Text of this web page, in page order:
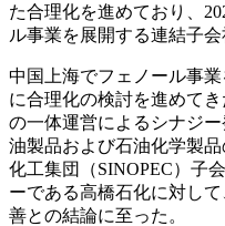
た合理化を進めており、
ル事業を展開する連結子
中国上海でフェノール事
に合理化の検討を進めて
の一体運営によるシナジ
油製品および石油化学製
化工集団（SINOPEC）子
ーである高橋石化に対し
善との結論に至った。